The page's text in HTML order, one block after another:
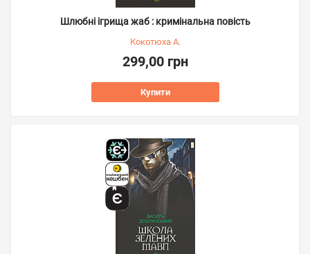
Шлюбні ігрища жаб : кримінальна повість
Кокотюха А.
299,00 грн
Купити